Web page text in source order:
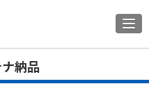
納品